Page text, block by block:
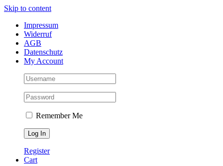
Skip to content
Impressum
Widerruf
AGB
Datenschutz
My Account
Remember Me
Register
Cart